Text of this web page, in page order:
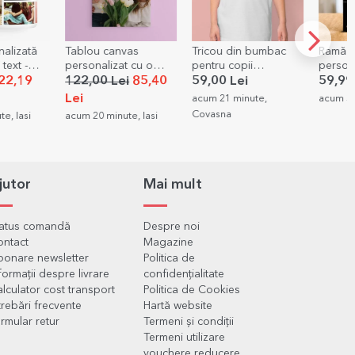
text -
Iasi
Tablou canvas
personalizat cu o
poză
122,00 Lei85,40
Lei
acum 20 minute, Iasi
Tricou din bumbac
pentru copii
personalizat cu nume
- Curcubeu
59,00 Lei
acum 21 minute,
Covasna
Ramă
poză
acum
comandă
newsletter
despre livrare
cost transport
frecvente
retur
Mai mult
Despre noi
Magazine
Politica de
confidențialitate
Politica de Cookies
Hartă website
Termeni și condiții
Termeni utilizare